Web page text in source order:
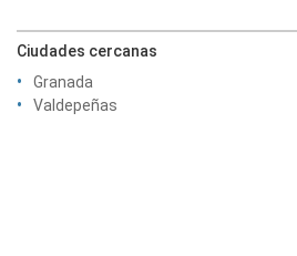
Ciudades cercanas
Granada
Valdepeñas